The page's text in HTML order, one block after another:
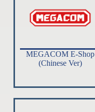
MEGACOM E-Shop
(Chinese Ver)